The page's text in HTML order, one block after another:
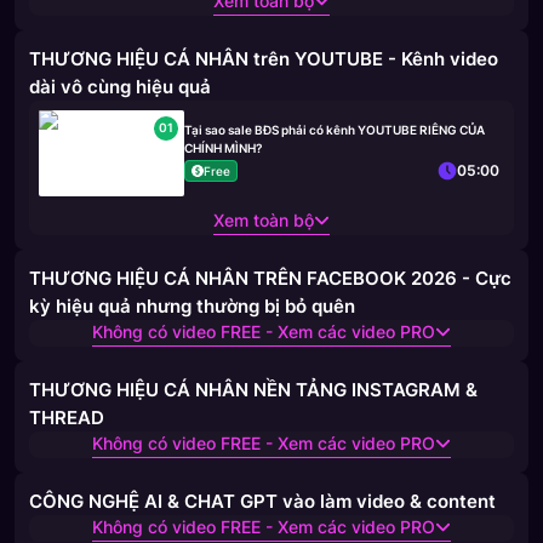
THƯƠNG HIỆU CÁ NHÂN trên YOUTUBE - Kênh video
dài vô cùng hiệu quả
01
Tại sao sale BĐS phải có kênh YOUTUBE RIÊNG CỦA
CHÍNH MÌNH?
Free
05:00
Xem toàn bộ
THƯƠNG HIỆU CÁ NHÂN TRÊN FACEBOOK 2026 - Cực
kỳ hiệu quả nhưng thường bị bỏ quên
Không có video FREE - Xem các video PRO
THƯƠNG HIỆU CÁ NHÂN NỀN TẢNG INSTAGRAM &
THREAD
Không có video FREE - Xem các video PRO
CÔNG NGHỆ AI & CHAT GPT vào làm video & content
Không có video FREE - Xem các video PRO